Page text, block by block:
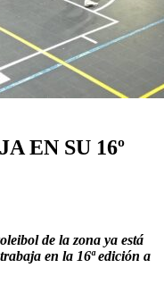
EN SU 16º
de la zona ya está
en la 16ª edición a